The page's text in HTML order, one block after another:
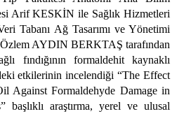
Arif KESKİN ile Sağlık Hizmetleri
Tabanı Ağ Tasarımı ve Yönetimi
AYDIN BERKTAŞ tarafından
fındığının formaldehit kaynaklı
etkilerinin incelendiği “The Effect
Against Formaldehyde Damage in
başlıklı araştırma, yerel ve ulusal